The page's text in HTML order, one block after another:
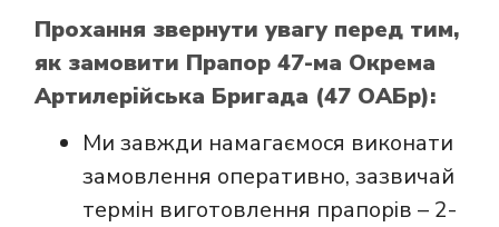
Прохання звернути увагу перед тим,
як замовити Прапор 47-ма Окрема
Артилерійська Бригада (47 ОАБр):
Ми завжди намагаємося виконати
замовлення оперативно, зазвичай
термін виготовлення прапорів – 2-